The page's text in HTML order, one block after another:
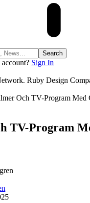
Sign In
Ruby Design
Och TV-Program Med
TV-Program